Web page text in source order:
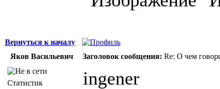
Вернуться к началу
Яков Васильевич
Заголовок сообщения: Re: О чем
Статистик ingener